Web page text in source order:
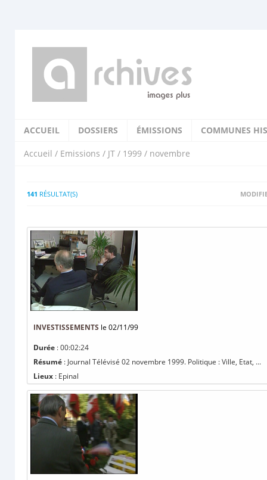
ACCUEIL DOSSIERS ÉMISSIONS COMMUNES
Accueil / Emissions / JT / 1999 / novembre
141 RÉSULTAT(S)
INVESTISSEMENTS le 02/11/99
Durée : 00:02:24
Résumé : Journal Télévisé 02 novembre 1999. Politique : Ville, Etat, ...
Lieux : Epinal